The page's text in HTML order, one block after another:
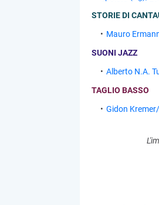
STORIE DI
Mauro
SUONI JAZZ
Alberto N.A.
TAGLIO BASSO
Gidon